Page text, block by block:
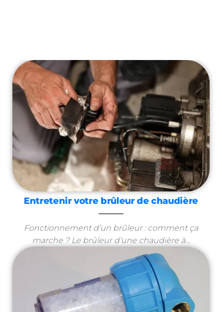
Entretenir votre brûleur de chaudière
Fonctionnement d’un brûleur : comment ça
marche ? Le brûleur d’une chaudière à…